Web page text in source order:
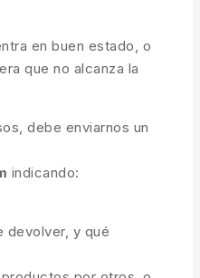
en buen estado, o
que no alcanza la
debe enviarnos un
indicando:
devolver, y qué